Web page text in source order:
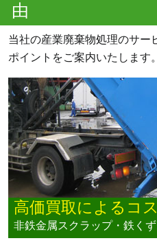
由
当社の産業廃棄物処理のサー
ポイントをご案内いたします。
高価買取によるコ
非鉄金属スクラップ・鉄く